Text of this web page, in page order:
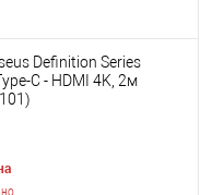
Definition Series
C - HDMI 4K, 2м